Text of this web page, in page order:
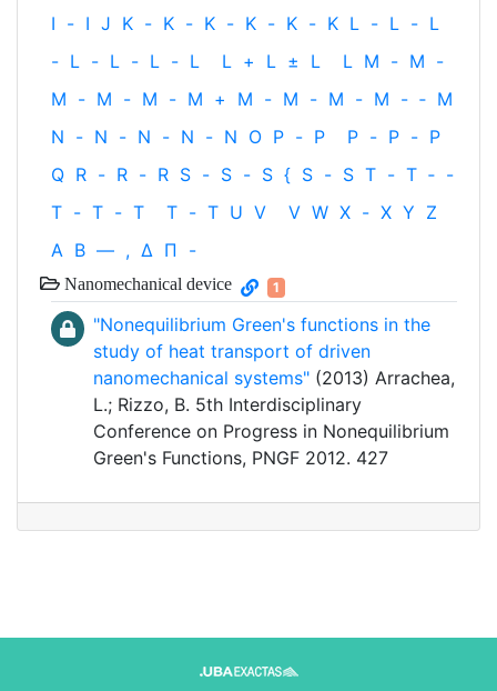
I - I J K - K - K - K - K - K L - L - L
- L - L - L - L L + L ± L L M - M -
M - M - M - M + M - M - M - M - ‐ M
N - N - N - N - N O P - P P - P - P
Q R - R - R S - S - S { S - S T - T ‐ -
T - T - T T - T U V V W X - X Y Z
Α Β — , Δ Π -
Nanomechanical device 1
"Nonequilibrium Green's functions in the
study of heat transport of driven
nanomechanical systems" (2013) Arrachea,
L.; Rizzo, B. 5th Interdisciplinary
Conference on Progress in Nonequilibrium
Green's Functions, PNGF 2012. 427